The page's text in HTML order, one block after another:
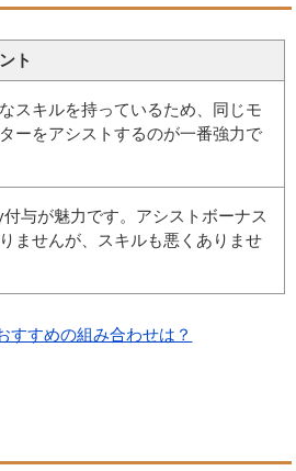
ト
スキルを持っているため、同じモ
ーをアシストするのが一番強力で
付与が魅力です。アシストボーナス
ませんが、スキルも悪くありませ
すすめの組み合わせは？